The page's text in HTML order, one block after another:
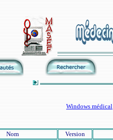
Windows médical
Nom Version